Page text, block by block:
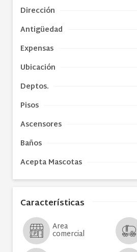
Dirección
Antigüedad
Expensas
Ubicación
Deptos.
Pisos
Ascensores
Baños
Acepta Mascotas
Características
Area
comercial